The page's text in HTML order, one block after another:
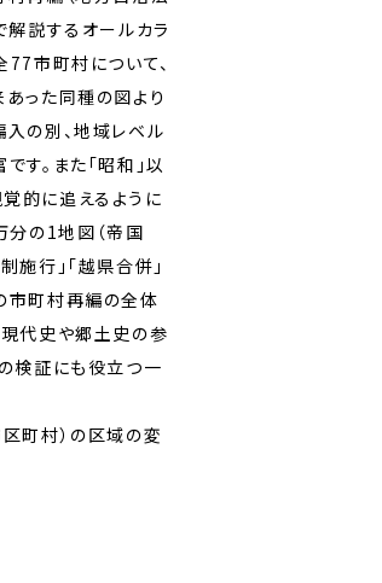
解説するオールカラ
市町村について、
った同種の図より
の別、地域レベル
す。また「昭和」以
的に追えるように
分の1地図（帝国
施行」「越県合併」
市町村再編の全体
現代史や郷土史の参
検証にも役立つ一
町村）の区域の変